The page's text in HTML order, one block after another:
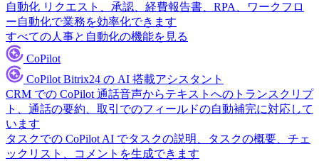
自動化 リクエスト、承認、経費報告書、RPA、ワークフロ
ー自動化で業務を効率化できます
すべての人事と自動化の機能を見る
CoPilot
CoPilot Bitrix24 の AI 搭載アシスタント
CRM での CoPilot 通話音声からテキストへのトランスクリプ
ト、通話の要約、取引でのフィールドの自動補完に対応して
います
タスクでの CoPilot AI でタスクの説明、タスクの概要、チェ
ックリスト、コメントを生成できます